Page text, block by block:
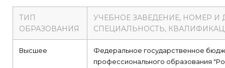
ТИП
ОБРАЗОВАНИЯ
УЧЕБНОЕ ЗАВЕДЕНИЕ, НОМЕР
СПЕЦИАЛЬНОСТЬ,
Высшее
Федеральное государственное
профессионального образования